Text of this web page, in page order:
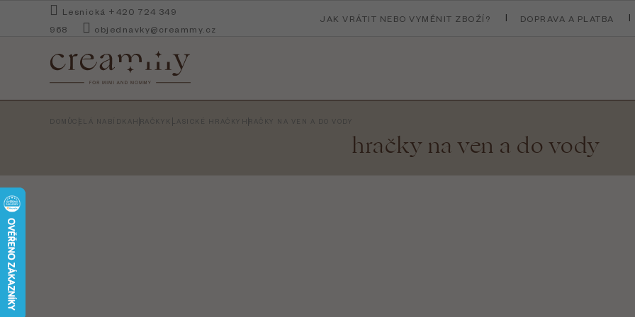
Lesnická +420 724 349
968
objednavky@creammy.cz
JAK VRÁTIT NEBO VYMĚNIT ZBOŽÍ? DOPRAVA A PLATBA
DOMŮCELÁ NABÍDKA HRAČKY KLASICKÉ HRAČKY HRAČKY NA VEN A DO VODY
hračky na ven a do vody